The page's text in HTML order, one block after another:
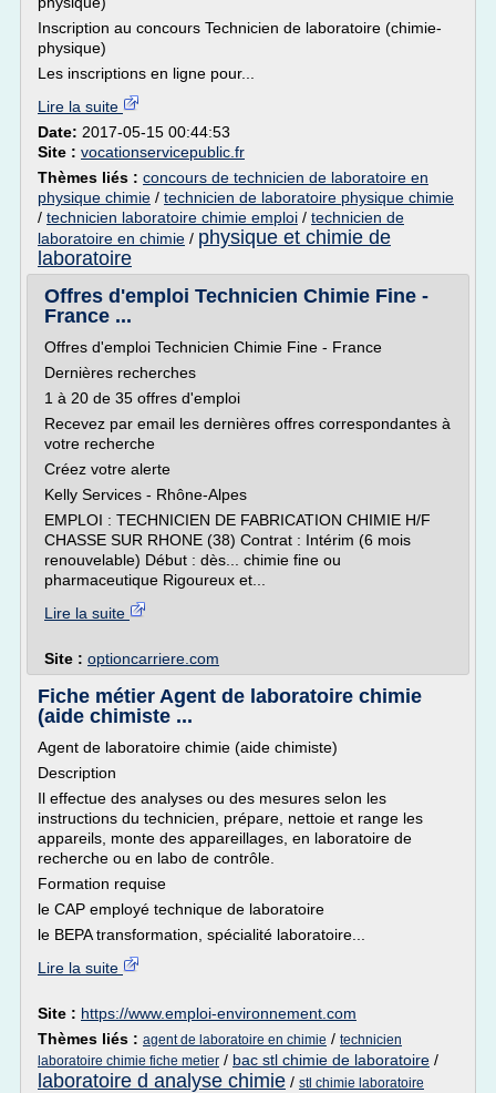
Inscription au concours Technicien de laboratoire (chimie-
physique)
Les inscriptions en ligne pour...
Lire la suite
Date: 2017-05-15 00:44:53
Site : vocationservicepublic.fr
Thèmes liés : concours de technicien de laboratoire en
physique chimie / technicien de laboratoire physique chimie
/ technicien laboratoire chimie emploi / technicien de
laboratoire en chimie / physique et chimie de
laboratoire
Offres d'emploi Technicien Chimie Fine -
France ...
Offres d'emploi Technicien Chimie Fine - France
Dernières recherches
1 à 20 de 35 offres d'emploi
Recevez par email les dernières offres correspondantes à
votre recherche
Créez votre alerte
Kelly Services - Rhône-Alpes
EMPLOI : TECHNICIEN DE FABRICATION CHIMIE H/F
CHASSE SUR RHONE (38) Contrat : Intérim (6 mois
renouvelable) Début : dès... chimie fine ou
pharmaceutique Rigoureux et...
Lire la suite
Site : optioncarriere.com
Fiche métier Agent de laboratoire chimie
(aide chimiste ...
Agent de laboratoire chimie (aide chimiste)
Description
Il effectue des analyses ou des mesures selon les
instructions du technicien, prépare, nettoie et range les
appareils, monte des appareillages, en laboratoire de
recherche ou en labo de contrôle.
Formation requise
le CAP employé technique de laboratoire
le BEPA transformation, spécialité laboratoire...
Lire la suite
Site : https://www.emploi-environnement.com
Thèmes liés : agent de laboratoire en chimie / technicien
laboratoire chimie fiche metier / bac stl chimie de laboratoire /
laboratoire d analyse chimie / stl chimie laboratoire